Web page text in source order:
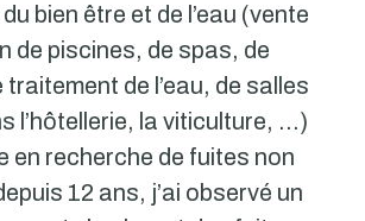
bien être et de l’eau (vente
de piscines, de spas, de
de l’eau, de salles
l’hôtellerie, la viticulture, …)
en recherche de fuites non
12 ans, j’ai observé un